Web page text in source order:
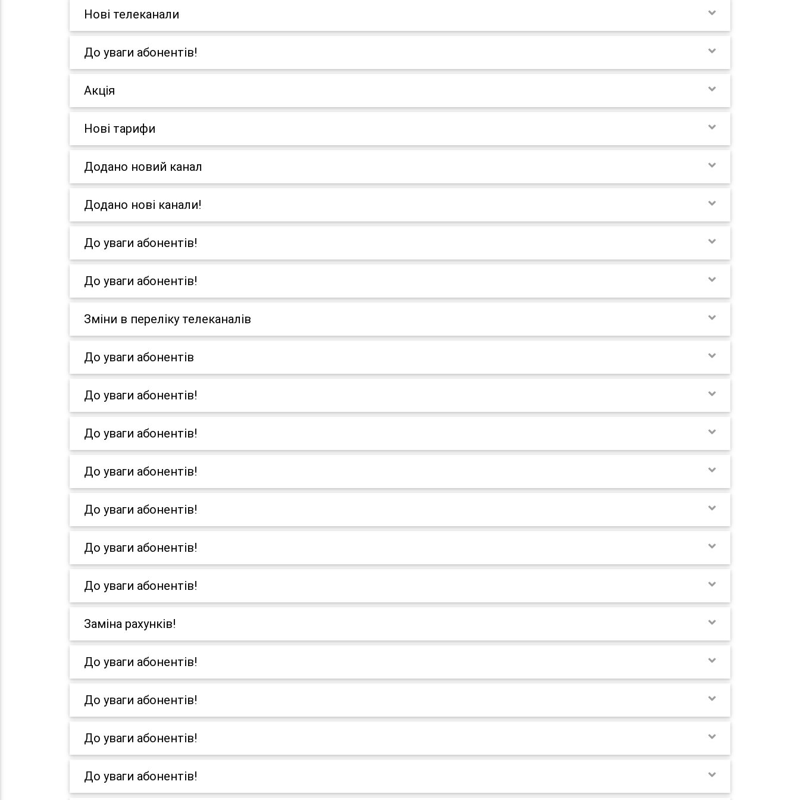
Нові телеканали
До уваги абонентів!
Акція
Нові тарифи
Додано новий канал
Додано нові канали!
До уваги абонентів!
До уваги абонентів!
Зміни в переліку телеканалів
До уваги абонентів
До уваги абонентів!
До уваги абонентів!
До уваги абонентів!
До уваги абонентів!
До уваги абонентів!
До уваги абонентів!
Заміна рахунків!
До уваги абонентів!
До уваги абонентів!
До уваги абонентів!
До уваги абонентів!